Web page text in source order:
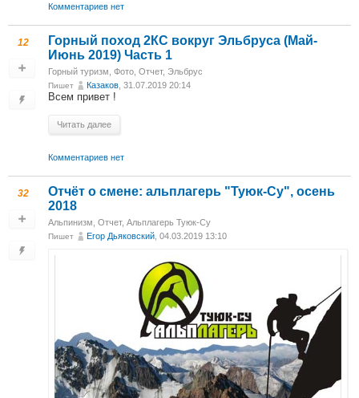
Комментариев нет
12
Горный поход 2КС вокруг Эльбруса (Май-
Июнь 2019) Часть 1
Горный туризм Фото Отчет, Эльбрус
Пишет Казаков , 31.07.2019 20:14
Всем привет !
Читать далее
Комментариев нет
32
Отчёт о смене: альплагерь "Туюк-Су", осень
2018
Альпинизм Отчет, Альплагерь Туюк-Су
Пишет Егор Дьяковский , 04.03.2019 13:10